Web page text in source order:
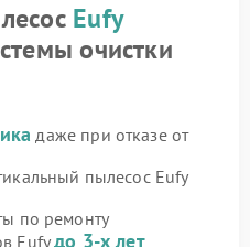
Eufy
очистки
даже при отказе от
пылесос Eufy
по ремонту
Eufyдо 3-х лет